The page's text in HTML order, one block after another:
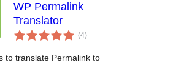
WP Permalink
Translator
(4укупних
оцена
)
to translate Permalink to